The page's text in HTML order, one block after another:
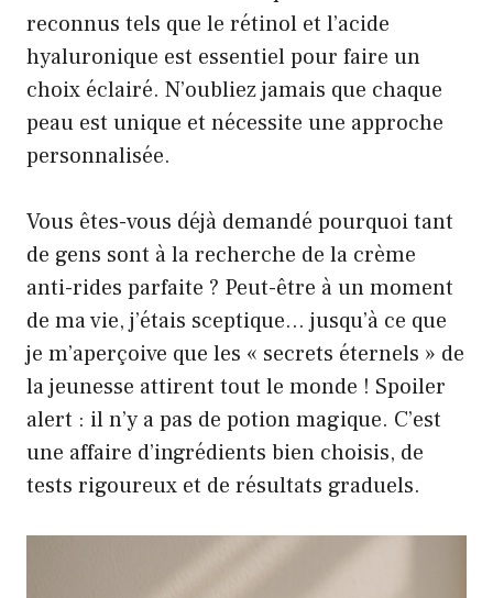
reconnus tels que le rétinol et l’acide
hyaluronique est essentiel pour faire un
choix éclairé. N’oubliez jamais que chaque
peau est unique et nécessite une approche
personnalisée.
Vous êtes-vous déjà demandé pourquoi tant
de gens sont à la recherche de la crème
anti-rides parfaite ? Peut-être à un moment
de ma vie, j’étais sceptique… jusqu’à ce que
je m’aperçoive que les « secrets éternels » de
la jeunesse attirent tout le monde ! Spoiler
alert : il n’y a pas de potion magique. C’est
une affaire d’ingrédients bien choisis, de
tests rigoureux et de résultats graduels.